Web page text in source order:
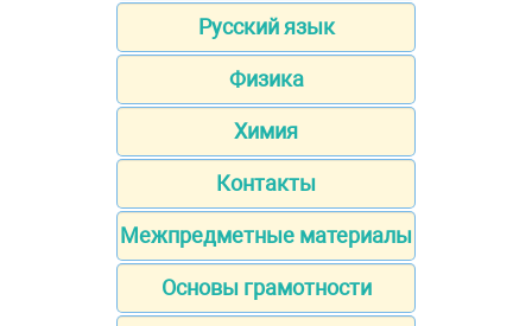
Русский язык
Физика
Химия
Контакты
Межпредметные материалы
Основы грамотности